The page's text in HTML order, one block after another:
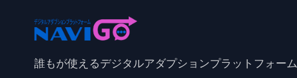
誰もが使えるデジタルアダプションプラットフォーム